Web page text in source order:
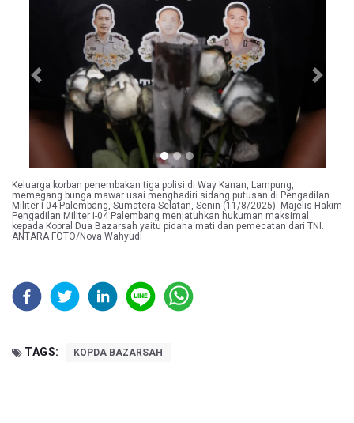
Previous Next
Keluarga korban penembakan tiga polisi di Way Kanan, Lampung,
memegang bunga mawar usai menghadiri sidang putusan di Pengadilan
Militer I-04 Palembang, Sumatera Selatan, Senin (11/8/2025). Majelis Hakim
Pengadilan Militer I-04 Palembang menjatuhkan hukuman maksimal
kepada Kopral Dua Bazarsah yaitu pidana mati dan pemecatan dari TNI.
ANTARA FOTO/Nova Wahyudi
TAGS: KOPDA BAZARSAH